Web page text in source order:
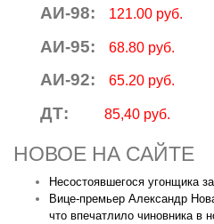
АИ-98: 121.00 руб.
АИ-95: 68.80 руб.
АИ-92: 65.20 руб.
ДТ: 85,40 руб.
НОВОЕ НА САЙТЕ
Несостоявшегося угонщика
Вице‑премьер Александр
что впечатлило чиновника в